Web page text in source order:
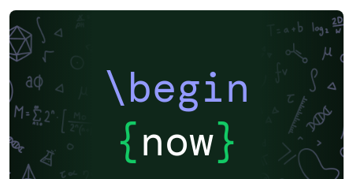
\begin
{now}